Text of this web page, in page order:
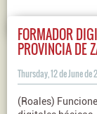
FORMADOR
PROVINCIA DE
Thursday, 12 de June de
(Roales)